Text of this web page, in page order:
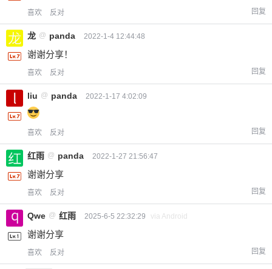
喜欢 反对 回复
龙 @ panda 2022-1-4 12:44:48
谢谢分享！
喜欢 反对 回复
liu @ panda 2022-1-17 4:02:09
喜欢 反对 回复
红雨 @ panda 2022-1-27 21:56:47
谢谢分享
喜欢 反对 回复
Qwe @ 红雨 2025-6-5 22:32:29 via Android
谢谢分享
喜欢 反对 回复